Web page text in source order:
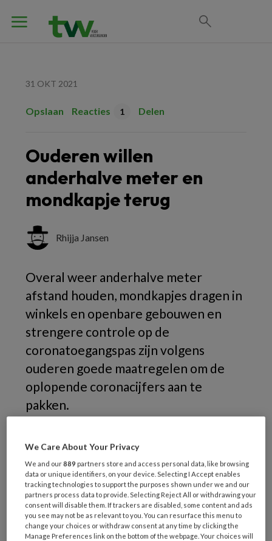
31 OKT 2021
Opslaan Reacties 1 Delen
Ouderen willen
anderhalve meter en
mondkapje terug
Rhijja Jansen
Overal weer anderhalve meter
afstand houden, mondkapjes dragen in
winkels en openbare gebouwen en
strengere controle op de
coronatoegangspas zijn volgens
ouderen goede maatregelen om de
oplopende coronacijfers aan te
pakken.
ouderenorganisatie ANBO onder ongeveer
9.000 65-plussers. Van hen is 90 procent
voorstander van extra maatregelen. De
ongeveer 9.000 ouderen die de enquête
hebben ingevuld pleiten met name voor
maatregelen waarmee het voor iedereen
We Care About Your Privacy
We and our889 partners store and access personal data, like browsing
data or unique identifiers, on your device. Selecting I Accept enables
tracking technologies to support the purposes shown under we and our
partners process data to provide. Selecting Reject All or withdrawing your
consent will disable them. If trackers are disabled, some content and ads
you see may not be as relevant to you. You can resurface this menu to
change your choices or withdraw consent at any time by clicking the
Manage Preferences link on the bottom of the webpage. Your choices will